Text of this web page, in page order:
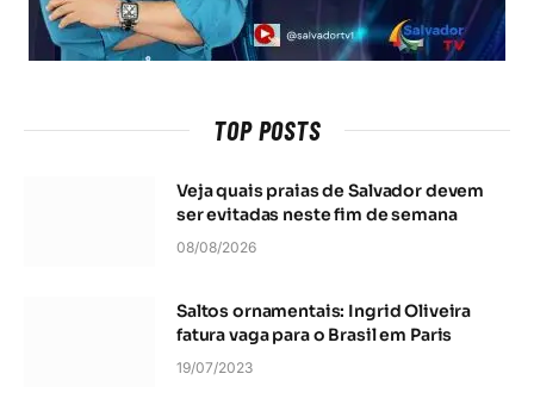
TOP POSTS
Veja quais praias de Salvador devem
ser evitadas neste fim de semana
08/08/2026
Saltos ornamentais: Ingrid Oliveira
fatura vaga para o Brasil em Paris
19/07/2023